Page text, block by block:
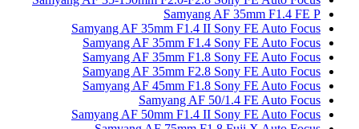
Samyang AF 35mm F1.4 FE P
Samyang AF 35mm F1.4 II Sony FE Auto Focus
Samyang AF 35mm F1.4 Sony FE Auto Focus
Samyang AF 35mm F1.8 Sony FE Auto Focus
Samyang AF 35mm F2.8 Sony FE Auto Focus
Samyang AF 45mm F1.8 Sony FE Auto Focus
Samyang AF 50/1.4 FE Auto Focus
Samyang AF 50mm F1.4 II Sony FE Auto Focus